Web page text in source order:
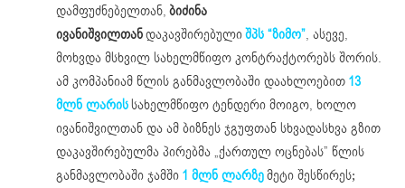
დამფუძნებელთან, ბიძინა
ივანიშვილთანდაკავშირებულიშპს “ზიმო”, ასევე,
მოხვდა მსხვილ სახელმწიფო კონტრაქტორებს შორის.
ამ კომპანიამ წლის განმავლობაში დაახლოებით 13
მლნ ლარისსახელმწიფო ტენდერი მოიგო, ხოლო
ივანიშვილთან და ამ ბიზნეს ჯგუფთან სხვადასხვა გზით
დაკავშირებულმა პირებმა „ქართულ ოცნებას” წლის
განმავლობაში ჯამში 1 მლნ ლარზემეტი შესწირეს;